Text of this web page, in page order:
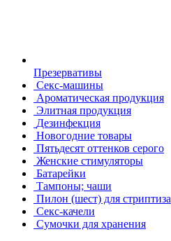
Презервативы
Секс-машины
Ароматическая продукция
Элитная продукция
Дезинфекция
Новогодние товары
Пятьдесят оттенков серого
Женские стимуляторы
Батарейки
Тампоны; чаши
Пилон (шест) для стриптиза
Секс-качели
Сумочки для хранения